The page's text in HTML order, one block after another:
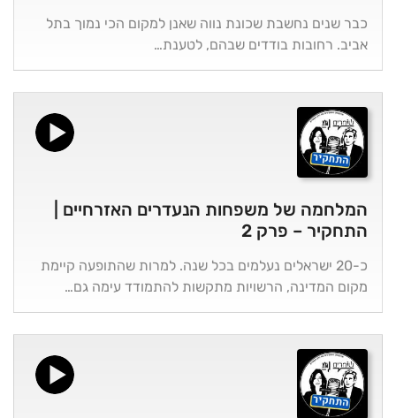
כבר שנים נחשבת שכונת נווה שאנן למקום הכי נמוך בתל
אביב. רחובות בודדים שבהם, לטענת…
המלחמה של משפחות הנעדרים האזרחיים |
התחקיר – פרק 2
כ-20 ישראלים נעלמים בכל שנה. למרות שהתופעה קיימת
מקום המדינה, הרשויות מתקשות להתמודד עימה גם…